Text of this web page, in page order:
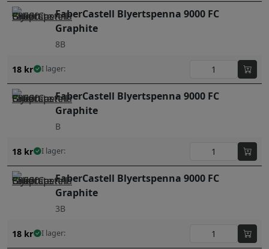
FaberCastell Blyertspenna 9000 FC
Graphite
8B
18 kr I lager:
FaberCastell Blyertspenna 9000 FC
Graphite
B
18 kr I lager:
FaberCastell Blyertspenna 9000 FC
Graphite
3B
18 kr I lager: